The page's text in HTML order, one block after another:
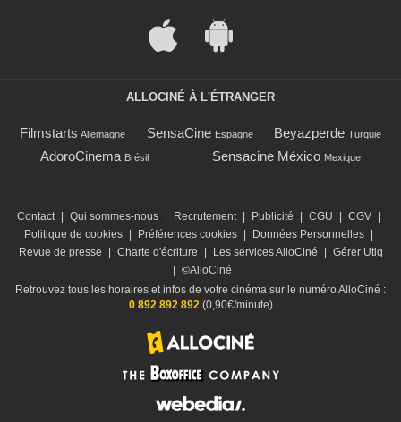
ALLOCINÉ À L'ÉTRANGER
Filmstarts Allemagne SensaCine Espagne Beyazperde Turquie
AdoroCinema Brésil Sensacine México Mexique
Contact Qui sommes-nous Recrutement Publicité CGU CGV
Politique de cookies
Préférences cookies Données Personnelles
Revue de presse
Charte d'écriture Les services AlloCiné
Gérer Utiq
©AlloCiné
Retrouvez tous les horaires et infos de votre cinéma sur le numéro AlloCiné :
0 892 892 892(0,90€/minute)